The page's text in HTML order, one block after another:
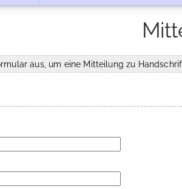
aus, um eine Mitteilung zu